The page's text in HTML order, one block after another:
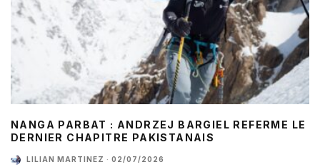
NANGA PARBAT : ANDRZEJ BARGIEL REFERME LE
DERNIER CHAPITRE PAKISTANAIS
LILIAN MARTINEZ · 02/07/2026